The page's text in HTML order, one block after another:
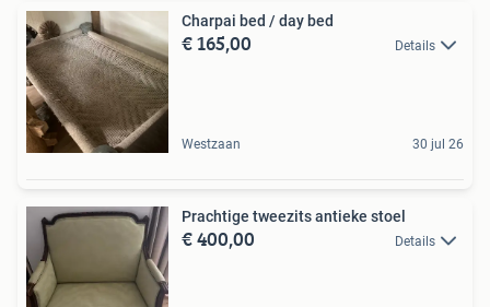
Charpai bed / day bed
€ 165,00 Details
Westzaan 30 jul 26
Prachtige tweezits antieke stoel
€ 400,00 Details